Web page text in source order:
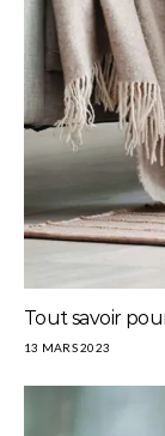
Tout savoir
13 MARS 2023